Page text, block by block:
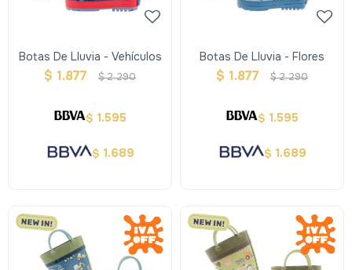
Botas De Lluvia - Vehículos
$ 1.877 $2.290
$ 1.595
$ 1.689
Botas De Lluvia - Flores
$ 1.877 $2.290
$ 1.595
$ 1.689